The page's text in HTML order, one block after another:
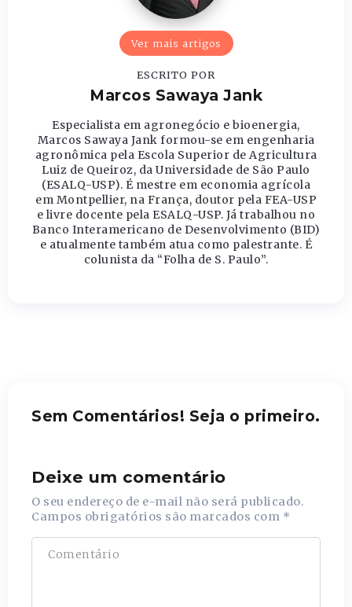
Ver mais artigos
ESCRITO POR
Marcos Sawaya Jank
Especialista em agronegócio e bioenergia,
Marcos Sawaya Jank formou-se em engenharia
agronômica pela Escola Superior de Agricultura
Luiz de Queiroz, da Universidade de São Paulo
(ESALQ-USP). É mestre em economia agrícola
em Montpellier, na França, doutor pela FEA-USP
e livre docente pela ESALQ-USP. Já trabalhou no
Banco Interamericano de Desenvolvimento (BID)
e atualmente também atua como palestrante. É
colunista da “Folha de S. Paulo”.
Sem Comentários! Seja o primeiro.
Deixe um comentário
O seu endereço de e-mail não será publicado.
Campos obrigatórios são marcados com *